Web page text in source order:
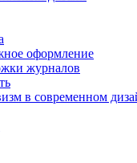
оформление
журналов
в современном